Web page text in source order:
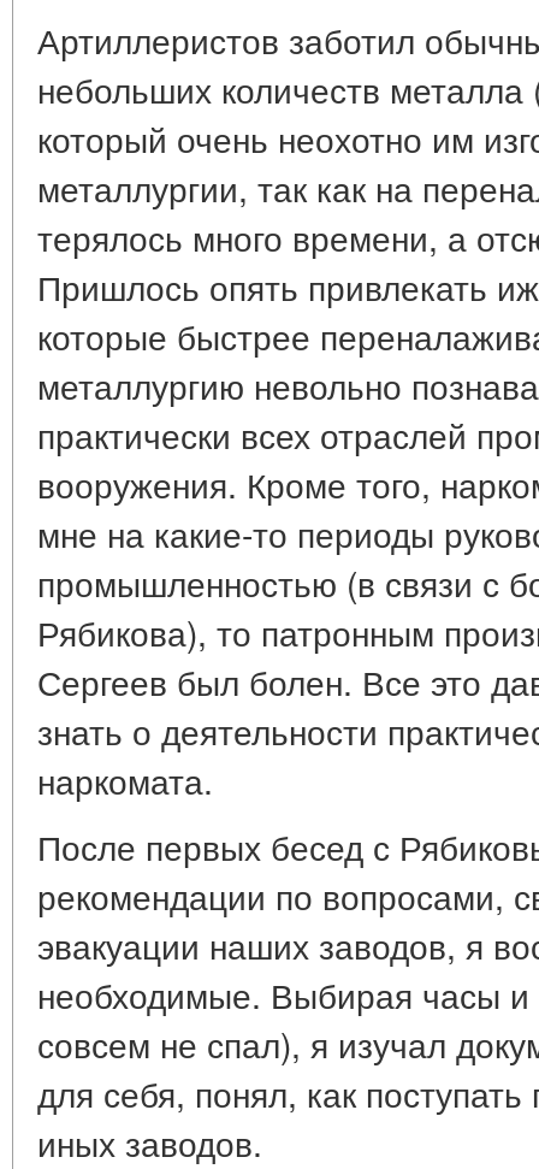
Артиллеристов заботил
небольших количеств
который очень неохотно им
металлургии, так как на
терялось много времени, а
Пришлось опять привлекать
которые быстрее
металлургию невольно
практически всех отраслей
вооружения. Кроме того,
мне на какие-то периоды
промышленностью (в связи с
Рябикова), то патронным
Сергеев был болен. Все это
знать о деятельности
наркомата.
После первых бесед с
рекомендации по вопросами,
эвакуации наших заводов, я
необходимые. Выбирая часы
совсем не спал), я изучал
для себя, понял, как
иных заводов.